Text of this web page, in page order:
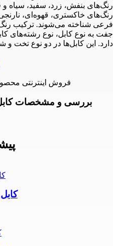
رنگ‌های بنفش، زرد، سفید، سیاه
رنگ‌های خاکستری، قهوه‌ای،
فرعی شناخته می‌شوند. ترکیب رنگ
جفت به نوع کابل، نوع رشته‌های
دارد. این کابل‌ها در دو نوع تخت
فروش اینترنتی
بررسی و مشخصات کابل زوجی
کابل زوجی